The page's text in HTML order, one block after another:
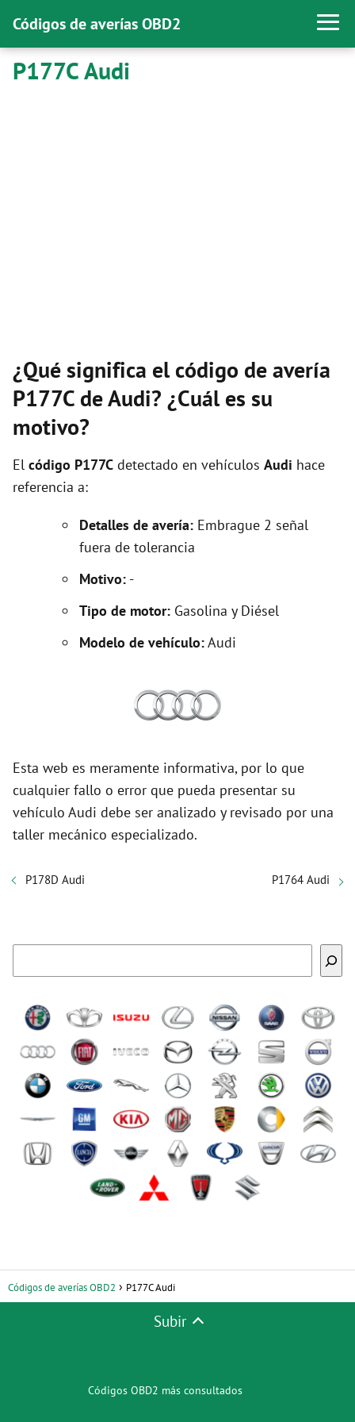
Códigos de averías OBD2
P177C Audi
¿Qué significa el código de avería
P177C de Audi? ¿Cuál es su
motivo?
El código P177C detectado en vehículos Audi hace
referencia a:
Detalles de avería: Embrague 2 señal
fuera de tolerancia
Motivo: -
Tipo de motor: Gasolina y Diésel
Modelo de vehículo:Audi
Esta web es meramente informativa, por lo que
cualquier fallo o error que pueda presentar su
vehículo Audi debe ser analizado y revisado por una
taller mecánico especializado.
P178D Audi P1764 Audi
Códigos de averías OBD2 P177C Audi
Subir
Códigos OBD2 más consultados